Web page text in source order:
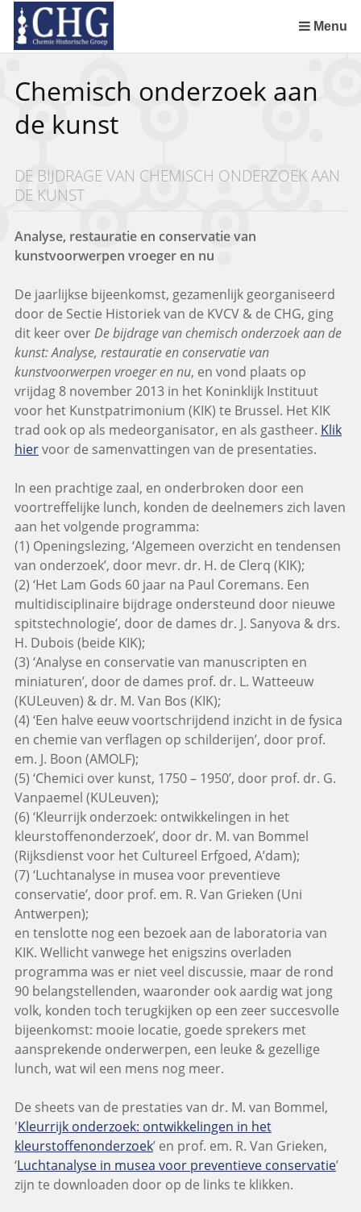
links
over
naar
de
inhoud
het
menu
Menu
Chemisch onderzoek aan
de kunst
DE BIJDRAGE VAN CHEMISCH ONDERZOEK AAN
DE KUNST
Analyse, restauratie en conservatie van
kunstvoorwerpen vroeger en nu
De jaarlijkse bijeenkomst, gezamenlijk georganiseerd
door de Sectie Historiek van de KVCV & de CHG, ging
dit keer overDe bijdrage van chemisch onderzoek aan de
kunst: Analyse, restauratie en conservatie van
kunstvoorwerpen vroeger en nu, en vond plaats op
vrijdag 8 november 2013 in het Koninklijk Instituut
voor het Kunstpatrimonium (KIK) te Brussel. Het KIK
trad ook op als medeorganisator, en als gastheer. Klik
hiervoor de samenvattingen van de presentaties.
In een prachtige zaal, en onderbroken door een
voortreffelijke lunch, konden de deelnemers zich laven
aan het volgende programma:
(1) Openingslezing, ‘Algemeen overzicht en tendensen
van onderzoek’, door mevr. dr. H. de Clerq (KIK);
(2) ‘Het Lam Gods 60 jaar na Paul Coremans. Een
multidisciplinaire bijdrage ondersteund door nieuwe
spitstechnologie’, door de dames dr. J. Sanyova & drs.
H. Dubois (beide KIK);
(3) ‘Analyse en conservatie van manuscripten en
miniaturen’, door de dames prof. dr. L. Watteeuw
(KULeuven) & dr. M. Van Bos (KIK);
(4) ‘Een halve eeuw voortschrijdend inzicht in de fysica
en chemie van verflagen op schilderijen’, door prof.
em. J. Boon (AMOLF);
(5) ‘Chemici over kunst, 1750 – 1950’, door prof. dr. G.
Vanpaemel (KULeuven);
(6) ‘Kleurrijk onderzoek: ontwikkelingen in het
kleurstoffenonderzoek’, door dr. M. van Bommel
(Rijksdienst voor het Cultureel Erfgoed, A’dam);
(7) ‘Luchtanalyse in musea voor preventieve
conservatie’, door prof. em. R. Van Grieken (Uni
Antwerpen);
en tenslotte nog een bezoek aan de laboratoria van
KIK. Wellicht vanwege het enigszins overladen
programma was er niet veel discussie, maar de rond
90 belangstellenden, waaronder ook aardig wat jong
volk, konden toch terugkijken op een zeer succesvolle
bijeenkomst: mooie locatie, goede sprekers met
aansprekende onderwerpen, een leuke & gezellige
lunch, wat wil een mens nog meer.
De sheets van de prestaties van dr. M. van Bommel,
'Kleurrijk onderzoek: ontwikkelingen in het
kleurstoffenonderzoek’ en prof. em. R. Van Grieken,
‘Luchtanalyse in musea voor preventieve conservatie’
zijn te downloaden door op de links te klikken.